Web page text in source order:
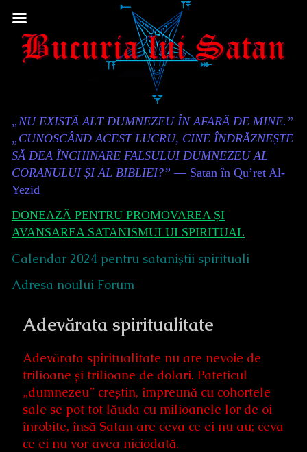
to
Content
Header
„NU EXISTĂ ALT DUMNEZEU ÎN AFARĂ DE MINE.”
„CUNOSCÂND ACEST LUCRU, CINE ÎNDRĂZNEȘTE
SĂ DEA ÎNCHINARE FALSULUI DUMNEZEU AL
CORANULUI ȘI AL BIBLIEI?” — Satan în Qu’ret Al-
Yezid
DONEAZĂ PENTRU PROMOVAREA ȘI
AVANSAREA SATANISMULUI SPIRITUAL
Calendar 2024 pentru sataniștii spirituali
Adresa noului Forum
Adevărata spiritualitate
Adevărata spiritualitate nu are nevoie de
trilioane și trilioane de dolari. Pateticul
„dumnezeu” creștin, împreună cu cohortele
sale se pot tot lăuda cu milioanele lor de oi
înrobite, însă Satan are ceva ce ei nu au; ceva
ce ei nu vor avea niciodată.